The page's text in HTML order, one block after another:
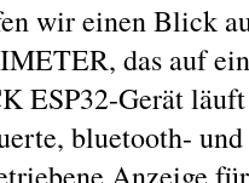
wir einen Blick
das auf
ESP32-Gerät
bluetooth- und